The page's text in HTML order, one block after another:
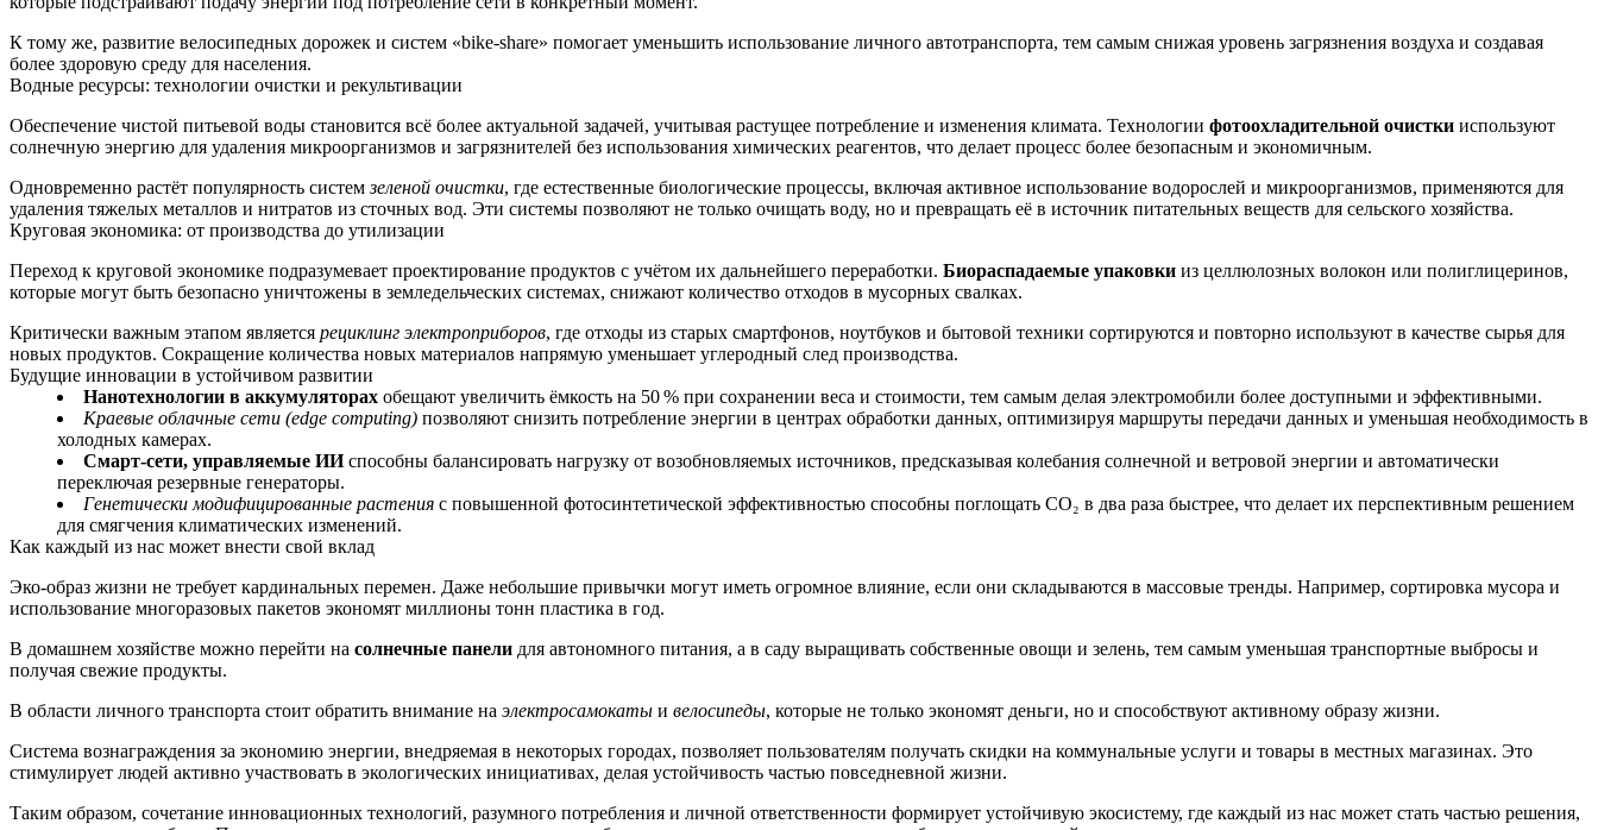
К тому же, развитие велосипедных дорожек и систем «bike‑share» помогает уменьшить использование личного автотранспорта, тем самым снижая уровень загрязнения воздуха и создавая
более здоровую среду для населения.
Водные ресурсы: технологии очистки и рекультивации
Обеспечение чистой питьевой воды становится всё более актуальной задачей, учитывая растущее потребление и изменения климата. Технологии фотоохладительной очистки используют
солнечную энергию для удаления микроорганизмов и загрязнителей без использования химических реагентов, что делает процесс более безопасным и экономичным.
Одновременно растёт популярность системзеленой очистки, где естественные биологические процессы, включая активное использование водорослей и микроорганизмов, применяются для
удаления тяжелых металлов и нитратов из сточных вод. Эти системы позволяют не только очищать воду, но и превращать её в источник питательных веществ для сельского хозяйства.
Круговая экономика: от производства до утилизации
Переход к круговой экономике подразумевает проектирование продуктов с учётом их дальнейшего переработки. Биораспадаемые упаковки из целлюлозных волокон или полиглицеринов,
которые могут быть безопасно уничтожены в земледельческих системах, снижают количество отходов в мусорных свалках.
Критически важным этапом является рециклинг электроприборов, где отходы из старых смартфонов, ноутбуков и бытовой техники сортируются и повторно используют в качестве сырья для
новых продуктов. Сокращение количества новых материалов напрямую уменьшает углеродный след производства.
Будущие инновации в устойчивом развитии
Нанотехнологии в аккумуляторах обещают увеличить ёмкость на 50 % при сохранении веса и стоимости, тем самым делая электромобили более доступными и эффективными.
Краевые облачные сети (edge computing) позволяют снизить потребление энергии в центрах обработки данных, оптимизируя маршруты передачи данных и уменьшая необходимость в
холодных камерах.
Смарт‑сети, управляемые ИИспособны балансировать нагрузку от возобновляемых источников, предсказывая колебания солнечной и ветровой энергии и автоматически
переключая резервные генераторы.
Генетически модифицированные растения с повышенной фотосинтетической эффективностью способны поглощать CO₂ в два раза быстрее, что делает их перспективным решением
для смягчения климатических изменений.
Как каждый из нас может внести свой вклад
Эко‑образ жизни не требует кардинальных перемен. Даже небольшие привычки могут иметь огромное влияние, если они складываются в массовые тренды. Например, сортировка мусора и
использование многоразовых пакетов экономят миллионы тонн пластика в год.
В домашнем хозяйстве можно перейти на солнечные панели для автономного питания, а в саду выращивать собственные овощи и зелень, тем самым уменьшая транспортные выбросы и
получая свежие продукты.
В области личного транспорта стоит обратить внимание на электросамокаты и велосипеды, которые не только экономят деньги, но и способствуют активному образу жизни.
Система вознаграждения за экономию энергии, внедряемая в некоторых городах, позволяет пользователям получать скидки на коммунальные услуги и товары в местных магазинах. Это
стимулирует людей активно участвовать в экологических инициативах, делая устойчивость частью повседневной жизни.
Таким образом, сочетание инновационных технологий, разумного потребления и личной ответственности формирует устойчивую экосистему, где каждый из нас может стать частью решения,